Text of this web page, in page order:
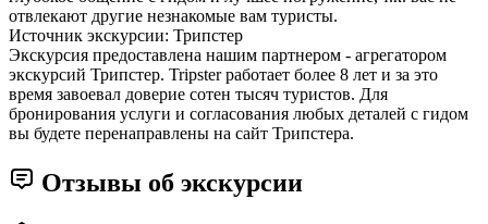
отвлекают другие незнакомые вам туристы.
Источник экскурсии: Трипстер
Экскурсия предоставлена нашим партнером - агрегатором
экскурсий Трипстер. Tripster работает более 8 лет и за это
время завоевал доверие сотен тысяч туристов. Для
бронирования услуги и согласования любых деталей с гидом
вы будете перенаправлены на сайт Трипстера.
Отзывы об экскурсии